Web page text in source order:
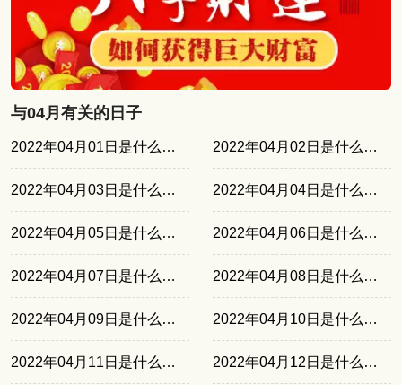
与04月有关的日子
2022年04月01日是什么日子 2022年04月02日是什么日子
2022年04月03日是什么日子 2022年04月04日是什么日子
2022年04月05日是什么日子 2022年04月06日是什么日子
2022年04月07日是什么日子 2022年04月08日是什么日子
2022年04月09日是什么日子 2022年04月10日是什么日子
2022年04月11日是什么日子 2022年04月12日是什么日子